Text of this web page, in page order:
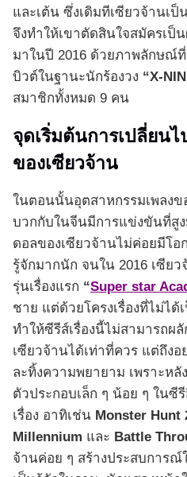
และเต้น ซึ่งเดิมทีเซียวจ้านเ
จึงทำให้เขาตัดสินใจสมัครเป็
มาในปี 2016 ด้วยภาพลักษณ์
บิวต์ในฐานะนักร้องวง “X-
สมาชิกทั้งหมด 9 คน
จุดเริ่มต้นการเปลี่ยน
ของเซียวจ้าน
ในตอนนั้นอุตสาหกรรมเพลงข
บวกกับในจีนมีการแข่งขันที่สู
ดอลของเซียวจ้านไม่ค่อยมีโอ
รู้จักมากนัก จนใน 2016 เซีย
รุ่นเรื่องแรก “Super star
ชาย แต่ด้วยโครงเรื่องที่ไม่ได้
ทำให้ซีรีส์เรื่องนี้ไม่สามารถผ
เซียวจ้านได้เท่าที่ควร แต่ถึง
ละทิ้งความพยายาม เพราะหลั
ตัวประกอบเล็ก ๆ น้อย ๆ ในซี
เรื่อง อาทิเช่น Monster Hunt
Millennium และ Battle
จ้านค่อย ๆ สร้างประสบการณ์